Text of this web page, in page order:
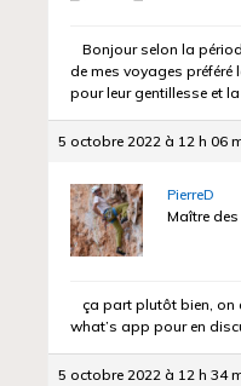
Bonjour selon la
de mes voyages préféré
pour leur gentillesse et
5 octobre 2022 à 12 h 06
PierreD
Maître des
ça part plutôt bien, on
what’s app pour en
5 octobre 2022 à 12 h 34